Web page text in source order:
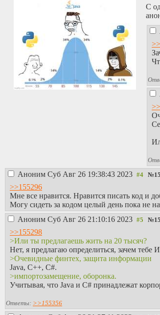
С
Аноним Суб Авг 26 19:38:43 2023 №
>>155296
Мне все нравится. Нравится писать код и
Могу сидеть за кодом целый день пока не
Аноним Суб Авг 26 21:10:16 2023 №
>>155298
>Или ты предлагаешь жить на 20 тысяч?
Нет, я предлагаю определиться, зачем тебе
>Очевидные финтех, защита информации
Java, C++, C#.
>импортозамещение, оборонка.
Учитывая, что Java и C# принадлежат
Ответы: >>155356